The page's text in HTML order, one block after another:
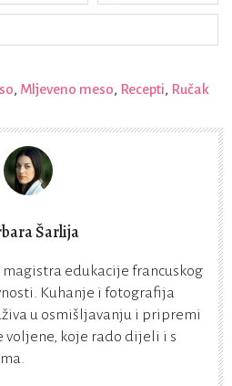
, Mljeveno meso, Recepti, Ručak
Šarlija
edukacije francuskog
Kuhanje i fotografija
u osmišljavanju i pripremi
voljene, koje rado dijeli i s